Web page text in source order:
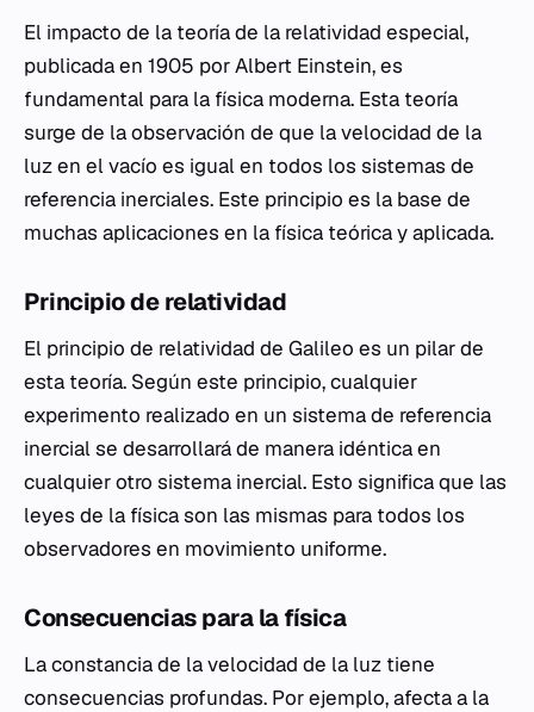
El impacto de la teoría de la relatividad especial,
publicada en 1905 por Albert Einstein, es
fundamental para la física moderna. Esta teoría
surge de la observación de que la velocidad de la
luz en el vacío es igual en todos los sistemas de
referencia inerciales. Este principio es la base de
muchas aplicaciones en la física teórica y aplicada.
Principio de relatividad
El principio de relatividad de Galileo es un pilar de
esta teoría. Según este principio, cualquier
experimento realizado en un sistema de referencia
inercial se desarrollará de manera idéntica en
cualquier otro sistema inercial. Esto significa que las
leyes de la física son las mismas para todos los
observadores en movimiento uniforme.
Consecuencias para la física
La constancia de la velocidad de la luz tiene
consecuencias profundas. Por ejemplo, afecta a la